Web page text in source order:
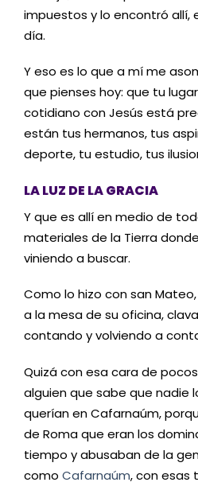
impuestos y lo encontró allí,
día.
Y eso es lo que a mí me
que pienses hoy: que tu
cotidiano con Jesús está
están tus hermanos, tus
deporte, tu estudio, tus
LA LUZ DE LA GRACIA
Y que es allí en medio de
materiales de la Tierra
viniendo a buscar.
Como lo hizo con san
a la mesa de su oficina,
contando y volviendo a
Quizá con esa cara de
alguien que sabe que nadie
querían en Cafarnaúm,
de Roma que eran los
tiempo y abusaban de la
como Cafarnaúm, con esas